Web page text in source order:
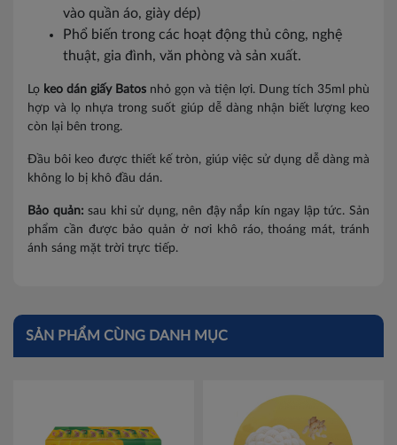
vào quần áo, giày dép)
Phổ biến trong các hoạt động thủ công, nghệ
thuật, gia đình, văn phòng và sản xuất.
Lọ keo dán giấy Batos nhỏ gọn và tiện lợi. Dung tích 35ml phù
hợp và lọ nhựa trong suốt giúp dễ dàng nhận biết lượng keo
còn lại bên trong.
Đầu bôi keo được thiết kế tròn, giúp việc sử dụng dễ dàng mà
không lo bị khô đầu dán.
Bảo quản:sau khi sử dụng, nên đậy nắp kín ngay lập tức. Sản
phẩm cần được bảo quản ở nơi khô ráo, thoáng mát, tránh
ánh sáng mặt trời trực tiếp.
SẢN PHẨM CÙNG DANH MỤC